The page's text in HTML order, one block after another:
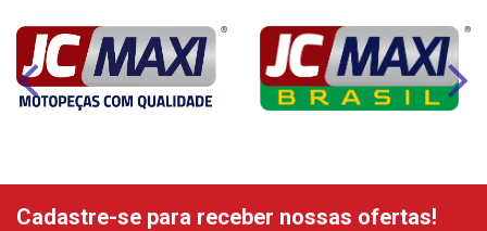
Cadastre-se para receber nossas ofertas!